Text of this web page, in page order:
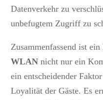
Datenverkehr zu
unbefugtem Zugriff zu
Zusammenfassend ist ein
WLAN nicht nur ein
ein entscheidender
Loyalität der Gäste. Es